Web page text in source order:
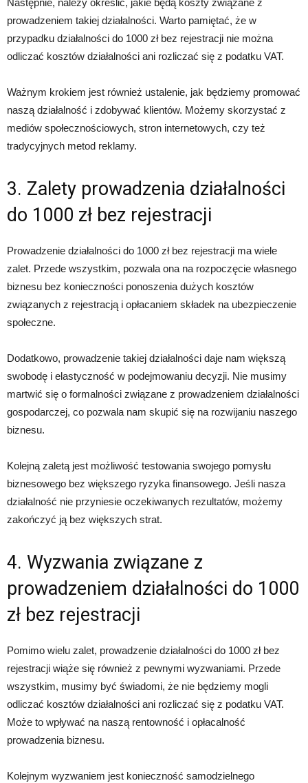
Następnie, należy określić, jakie będą koszty związane z
prowadzeniem takiej działalności. Warto pamiętać, że w
przypadku działalności do 1000 zł bez rejestracji nie można
odliczać kosztów działalności ani rozliczać się z podatku VAT.
Ważnym krokiem jest również ustalenie, jak będziemy promować
naszą działalność i zdobywać klientów. Możemy skorzystać z
mediów społecznościowych, stron internetowych, czy też
tradycyjnych metod reklamy.
3. Zalety prowadzenia działalności
do 1000 zł bez rejestracji
Prowadzenie działalności do 1000 zł bez rejestracji ma wiele
zalet. Przede wszystkim, pozwala ona na rozpoczęcie własnego
biznesu bez konieczności ponoszenia dużych kosztów
związanych z rejestracją i opłacaniem składek na ubezpieczenie
społeczne.
Dodatkowo, prowadzenie takiej działalności daje nam większą
swobodę i elastyczność w podejmowaniu decyzji. Nie musimy
martwić się o formalności związane z prowadzeniem działalności
gospodarczej, co pozwala nam skupić się na rozwijaniu naszego
biznesu.
Kolejną zaletą jest możliwość testowania swojego pomysłu
biznesowego bez większego ryzyka finansowego. Jeśli nasza
działalność nie przyniesie oczekiwanych rezultatów, możemy
zakończyć ją bez większych strat.
4. Wyzwania związane z
prowadzeniem działalności do 1000
zł bez rejestracji
Pomimo wielu zalet, prowadzenie działalności do 1000 zł bez
rejestracji wiąże się również z pewnymi wyzwaniami. Przede
wszystkim, musimy być świadomi, że nie będziemy mogli
odliczać kosztów działalności ani rozliczać się z podatku VAT.
Może to wpływać na naszą rentowność i opłacalność
prowadzenia biznesu.
Kolejnym wyzwaniem jest konieczność samodzielnego